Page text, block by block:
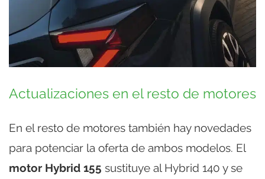
Actualizaciones en el resto de motores
En el resto de motores también hay novedades
para potenciar la oferta de ambos modelos. El
motor Hybrid 155 sustituye al Hybrid 140 y se